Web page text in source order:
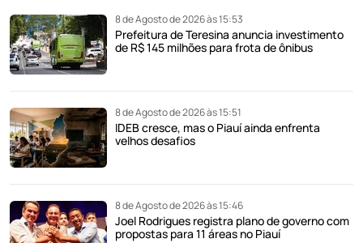
8 de Agosto de 2026 às 15:53
Prefeitura de Teresina anuncia investimento
de R$ 145 milhões para frota de ônibus
8 de Agosto de 2026 às 15:51
IDEB cresce, mas o Piauí ainda enfrenta
velhos desafios
8 de Agosto de 2026 às 15:46
Joel Rodrigues registra plano de governo com
propostas para 11 áreas no Piauí